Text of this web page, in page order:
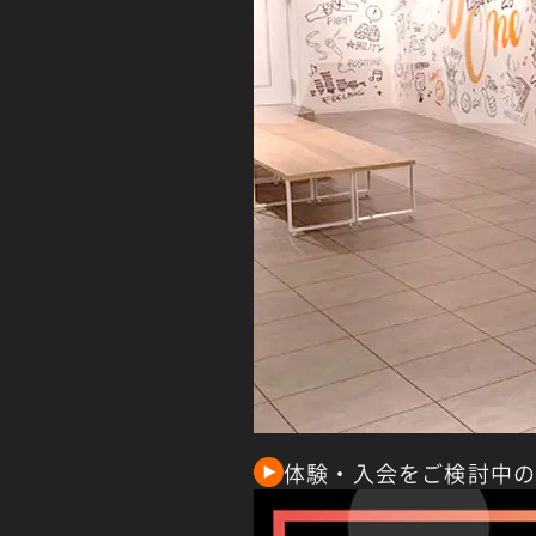
体験・入会をご検討中